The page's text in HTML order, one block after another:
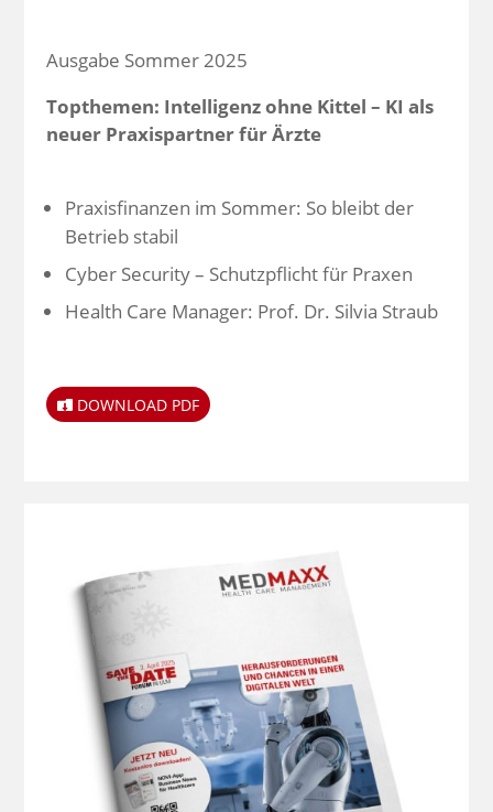
Ausgabe Sommer 2025
Topthemen: Intelligenz ohne Kittel – KI als
neuer Praxispartner für Ärzte
Praxisfinanzen im Sommer: So bleibt der
Betrieb stabil
Cyber Security – Schutzpflicht für Praxen
Health Care Manager: Prof. Dr. Silvia Straub
DOWNLOAD PDF